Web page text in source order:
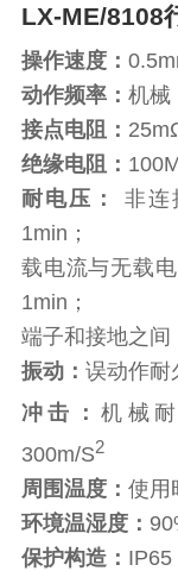
LX-ME/8108
操作速度：
动作频率： 机械
接点电阻：
绝缘电阻：
耐电压：
非连
1min；
载电流与无载
1min；
端子和接地之间
振动： 误动作耐
冲击：机械
300m/S2
周围温度： 使
环境温湿度：
保护构造： IP65